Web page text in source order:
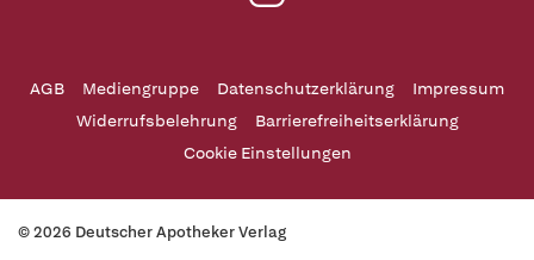
AGB Mediengruppe Datenschutzerklärung
Impressum
Widerrufsbelehrung
Barrierefreiheitserklärung
Cookie Einstellungen
© 2026 Deutscher Apotheker Verlag